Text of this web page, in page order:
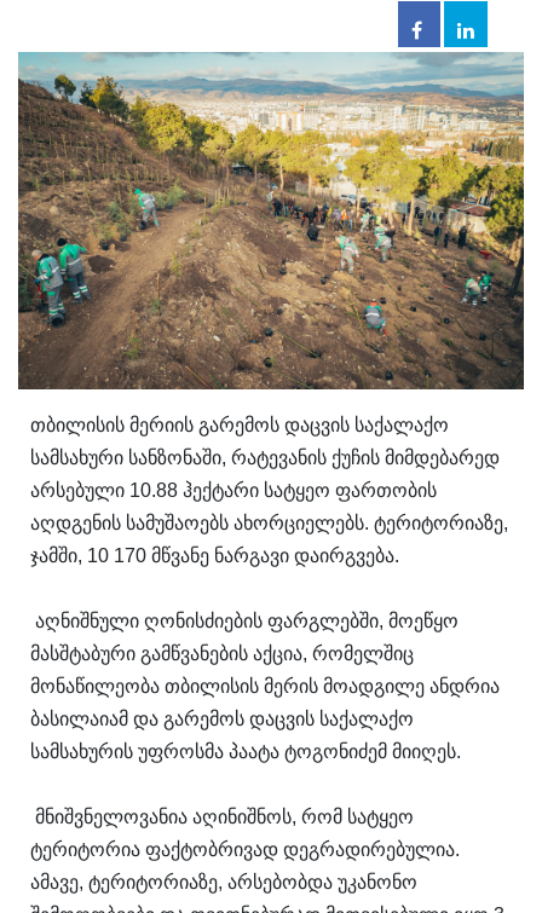
თბილისის მერიის გარემოს დაცვის საქალაქო
სამსახური სანზონაში, რატევანის ქუჩის მიმდებარედ
არსებული 10.88 ჰექტარი სატყეო ფართობის
აღდგენის სამუშაოებს ახორციელებს. ტერიტორიაზე,
ჯამში, 10 170 მწვანე ნარგავი დაირგვება.
აღნიშნული ღონისძიების ფარგლებში, მოეწყო
მასშტაბური გამწვანების აქცია, რომელშიც
მონაწილეობა თბილისის მერის მოადგილე ანდრია
ბასილაიამ და გარემოს დაცვის საქალაქო
სამსახურის უფროსმა პაატა ტოგონიძემ მიიღეს.
მნიშვნელოვანია აღინიშნოს, რომ სატყეო
ტერიტორია ფაქტობრივად დეგრადირებულია.
ამავე, ტერიტორიაზე, არსებობდა უკანონო